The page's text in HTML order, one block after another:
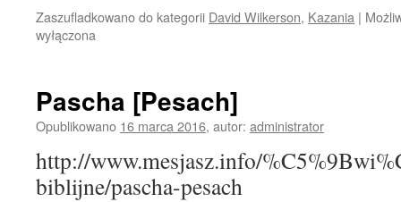
Zaszufladkowano do kategorii David Wilkerson, Kazania |
wyłączona
Pascha [Pesach]
Opublikowano 16 marca 2016, autor: administrator
http://www.mesjasz.info/
biblijne/pascha-pesach